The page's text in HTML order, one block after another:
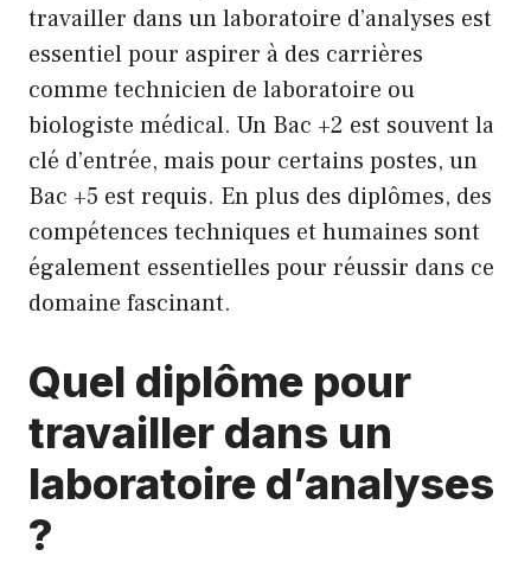
travailler dans un laboratoire d’analyses est
essentiel pour aspirer à des carrières
comme technicien de laboratoire ou
biologiste médical. Un Bac +2 est souvent la
clé d’entrée, mais pour certains postes, un
Bac +5 est requis. En plus des diplômes, des
compétences techniques et humaines sont
également essentielles pour réussir dans ce
domaine fascinant.
Quel diplôme pour
travailler dans un
laboratoire d’analyses
?